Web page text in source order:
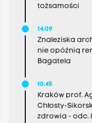
tożsamości
14:09
Znaleziska
nie opóźnią
Bagatela
10:45
Kraków prof.
Chłosty-
zdrowia - odc.